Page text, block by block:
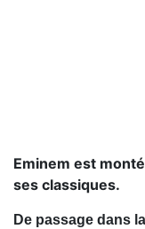
Eminem est
ses classiques.
De passage dans